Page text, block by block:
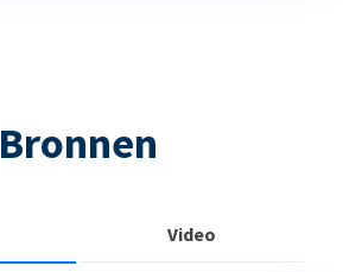
Bronnen
Video